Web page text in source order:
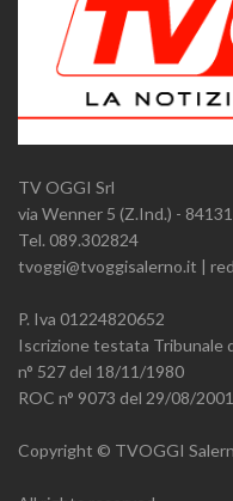
TV OGGI Srl
via Wenner 5 (Z.Ind.) -
Tel. 089.302824
tvoggi@tvoggisalerno.it |
P. Iva 01224820652
Iscrizione testata Tribunale
n° 527 del 18/11/1980
ROC n° 9073 del 29/08/2001
Copyright © TVOGGI